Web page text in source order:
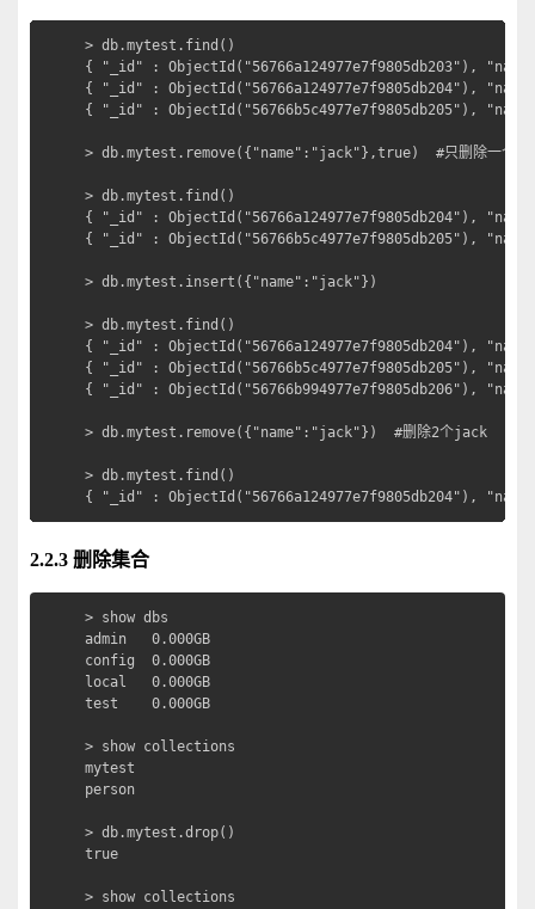
> db.mytest.find()
{ "_id" : ObjectId("56766a124977e7f9805db203"),
{ "_id" : ObjectId("56766a124977e7f9805db204"),
{ "_id" : ObjectId("56766b5c4977e7f9805db205"),
> db.mytest.remove({"name":"jack"},true)  #只删除一个
> db.mytest.find()
{ "_id" : ObjectId("56766a124977e7f9805db204"),
{ "_id" : ObjectId("56766b5c4977e7f9805db205"),
> db.mytest.insert({"name":"jack"})
> db.mytest.find()
{ "_id" : ObjectId("56766a124977e7f9805db204"),
{ "_id" : ObjectId("56766b5c4977e7f9805db205"),
{ "_id" : ObjectId("56766b994977e7f9805db206"),
> db.mytest.remove({"name":"jack"})  #删除2个jack
> db.mytest.find()
{ "_id" : ObjectId("56766a124977e7f9805db204"),
2.2.3 删除集合
> show dbs
admin   0.000GB
config  0.000GB
local   0.000GB
test    0.000GB
> show collections
mytest
person
> db.mytest.drop()
true
> show collections